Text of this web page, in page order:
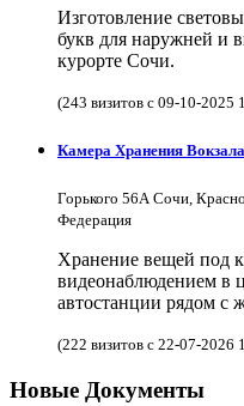
Изготовление
букв для наружней и
курорте Сочи.
(243 визитов с 09-10-2025
Камера Хранения Вокзала
Горького 56А Сочи,
Федерация
Хранение вещей под
видеонаблюдением в
автостанции рядом с
(222 визитов с 22-07-2026
Новые Документы